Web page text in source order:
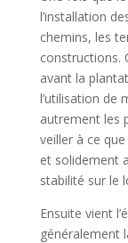
l’installation
chemins, les
constructions.
avant la
l’utilisation de
autrement les
veiller à ce
et solidement
stabilité sur le
Ensuite vient
généralement